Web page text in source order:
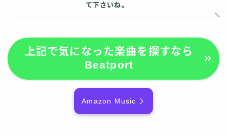
て下さいね。
上記で気になった楽曲を探すなら
Beatport
Amazon Music